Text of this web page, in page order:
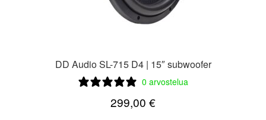
DD Audio SL-715 D4 | 15″ subwoofer
0 arvostelua
299,00 €